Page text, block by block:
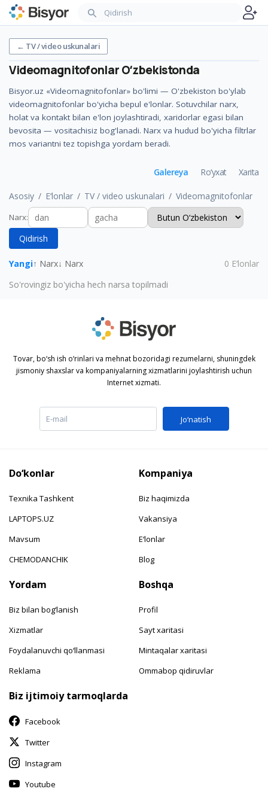
← TV / video uskunalari
VideomagnitofonlarOʻzbekistonda
Bisyor.uz «Videomagnitofonlar» bo'limi — O'zbekiston bo'ylab
videomagnitofonlar bo'yicha bepul e'lonlar. Sotuvchilar narx,
holat va kontakt bilan e'lon joylashtiradi, xaridorlar egasi bilan
bevosita — vositachisiz bog'lanadi. Narx va hudud bo'yicha filtrlar
mos variantni tez topishga yordam beradi.
Asosiy E‘lonlar TV / video uskunalari Videomagnitofonlar
Galereya Ro‘yxat Xarita
Narx:
Qidirish
Yangi↑ Narx↓ Narx 0 E‘lonlar
So'rovingiz bo'yicha hech narsa topilmadi
Tovar, bo‘sh ish o‘rinlari va mehnat bozoridagi rezumelarni, shuningdek
jismoniy shaxslar va kompaniyalarning xizmatlarini joylashtirish uchun
Internet xizmati.
Jo‘natish
Do‘konlar
Texnika Tashkent
LAPTOPS.UZ
Mavsum
CHEMODANCHIK
Kompaniya
Biz haqimizda
Vakansiya
E‘lonlar
Blog
Yordam
Biz bilan bog‘lanish
Xizmatlar
Foydalanuvchi qo‘llanmasi
Reklama
Boshqa
Profil
Sayt xaritasi
Mintaqalar xaritasi
Ommabop qidiruvlar
Biz ijtimoiy tarmoqlarda
Facebook
Twitter
Instagram
Youtube